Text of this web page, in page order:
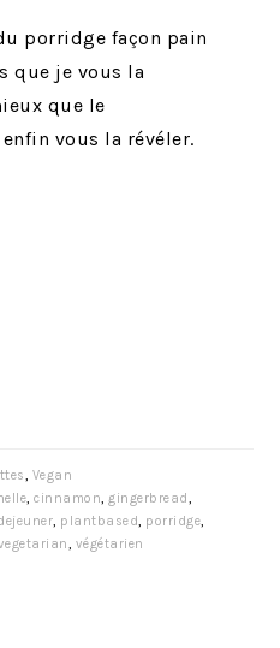
porridge façon pain
que je vous la
que le
vous la révéler.
, Vegan
,cinnamon,gingerbread,
, plantbased, porridge,
, végétarien